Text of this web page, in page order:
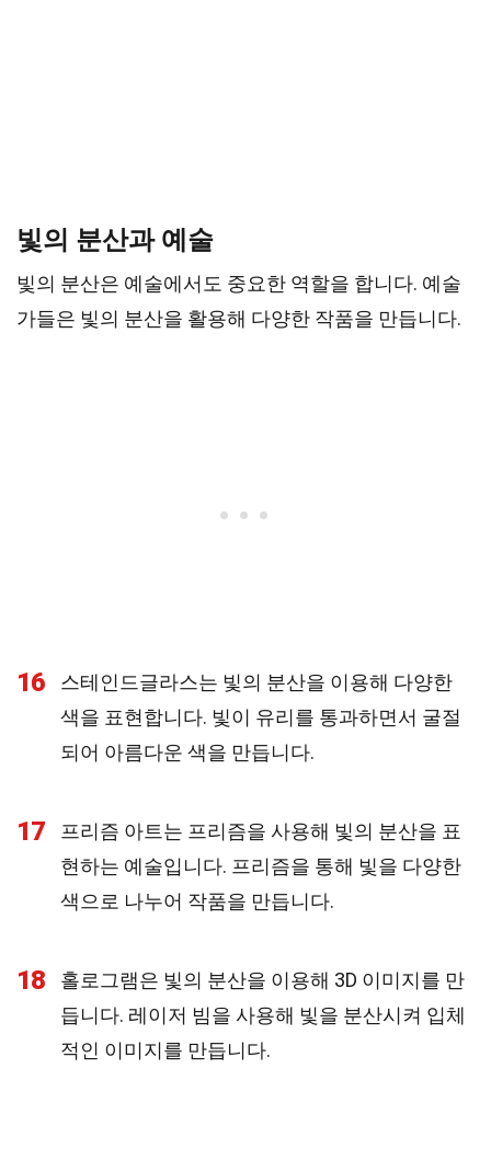
빛의 분산과 예술
빛의 분산은 예술에서도 중요한 역할을 합니다. 예술
가들은 빛의 분산을 활용해 다양한 작품을 만듭니다.
16
스테인드글라스는 빛의 분산을 이용해 다양한
색을 표현합니다. 빛이 유리를 통과하면서 굴절
되어 아름다운 색을 만듭니다.
17
프리즘 아트는 프리즘을 사용해 빛의 분산을 표
현하는 예술입니다. 프리즘을 통해 빛을 다양한
색으로 나누어 작품을 만듭니다.
18
홀로그램은 빛의 분산을 이용해 3D 이미지를 만
듭니다. 레이저 빔을 사용해 빛을 분산시켜 입체
적인 이미지를 만듭니다.